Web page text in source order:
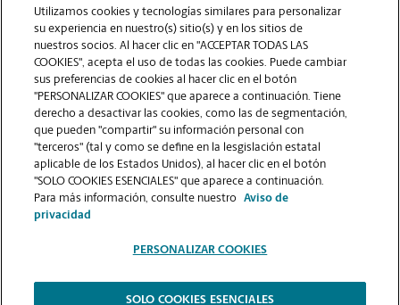
VER LA PÁGINA DE LA TIENDA
Utilizamos cookies y tecnologías similares para personalizar
su experiencia en nuestro(s) sitio(s) y en los sitios de
nuestros socios. Al hacer clic en "ACCEPTAR TODAS LAS
COOKIES", acepta el uso de todas las cookies. Puede cambiar
sus preferencias de cookies al hacer clic en el botón
"PERSONALIZAR COOKIES" que aparece a continuación. Tiene
derecho a desactivar las cookies, como las de segmentación,
que pueden "compartir" su información personal con
"terceros" (tal y como se define en la lesgislación estatal
aplicable de los Estados Unidos), al hacer clic en el botón
"SOLO COOKIES ESENCIALES" que aparece a continuación.
Para más información, consulte nuestro
Aviso de
privacidad
PERSONALIZAR COOKIES
SOLO COOKIES ESENCIALES